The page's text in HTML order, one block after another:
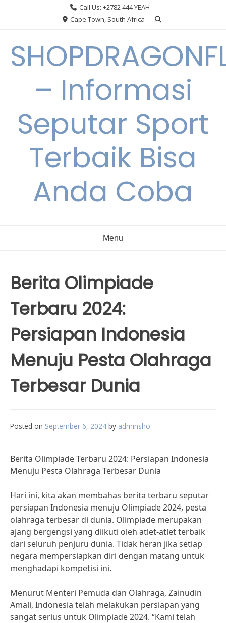
Call Us: +2782 444 YEAH
Cape Town, South Africa
– Informasi
Seputar Sport
Terbaik Bisa
Anda Coba
Menu
Berita Olimpiade
Terbaru 2024:
Persiapan Indonesia
Menuju Pesta Olahraga
Terbesar Dunia
Posted on September 6, 2024 by adminsho
Berita Olimpiade Terbaru 2024: Persiapan Indonesia
Menuju Pesta Olahraga Terbesar Dunia
Hari ini, kita akan membahas berita terbaru seputar
persiapan Indonesia menuju Olimpiade 2024, pesta
olahraga terbesar di dunia. Olimpiade merupakan
ajang bergengsi yang diikuti oleh atlet-atlet terbaik
dari seluruh penjuru dunia. Tidak heran jika setiap
negara mempersiapkan diri dengan matang untuk
menghadapi kompetisi ini.
Menurut Menteri Pemuda dan Olahraga, Zainudin
Amali, Indonesia telah melakukan persiapan yang
sangat serius untuk Olimpiade 2024. “Kami telah